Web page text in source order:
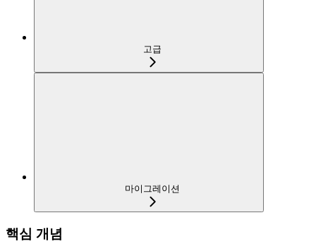
고급
마이그레이션
핵심 개념